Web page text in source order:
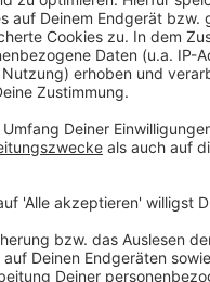
ist und wobei er selbst
ist. Viel Spaß
wenn dabei
ja nicht unbedingt